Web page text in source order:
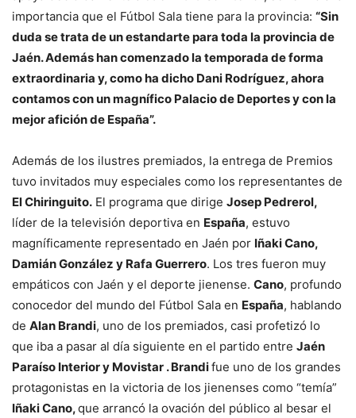
importancia que el Fútbol Sala tiene para la provincia: “Sin
duda se trata de un estandarte para toda la provincia de
Jaén. Además han comenzado la temporada de forma
extraordinaria y, como ha dicho Dani Rodríguez, ahora
contamos con un magnífico Palacio de Deportes y con la
mejor afición de España”.
Además de los ilustres premiados, la entrega de Premios
tuvo invitados muy especiales como los representantes de
El Chiringuito. El programa que dirige Josep Pedrerol,
líder de la televisión deportiva en España, estuvo
magníficamente representado en Jaén por Iñaki Cano,
Damián González y Rafa Guerrero. Los tres fueron muy
empáticos con Jaén y el deporte jienense. Cano, profundo
conocedor del mundo del Fútbol Sala en España, hablando
de Alan Brandi, uno de los premiados, casi profetizó lo
que iba a pasar al día siguiente en el partido entre Jaén
Paraíso Interior y Movistar . Brandifue uno de los grandes
protagonistas en la victoria de los jienenses como “temía”
Iñaki Cano,que arrancó la ovación del público al besar el